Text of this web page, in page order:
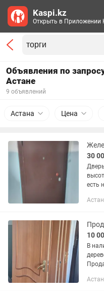
Объявления по
Астане
9 объявлений
Астана Цена
30
есть
10
В
Kaspi.kz
Открыть в Приложении